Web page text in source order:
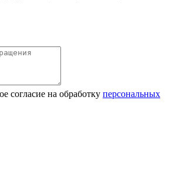
согласие на обработку персональных